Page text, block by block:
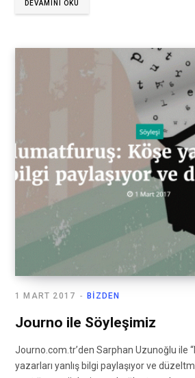
DEVAMINI OKU
BIZDEN
1 MART 2017
Journo ile Söyleşimiz
Journo.com.tr’den Sarphan Uzunoğlu ile
yazarları yanlış bilgi paylaşıyor ve